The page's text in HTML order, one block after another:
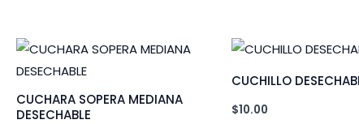
CUCHARA SOPERA MEDIANA
DESECHABLE
CUCHILLO
$10.00